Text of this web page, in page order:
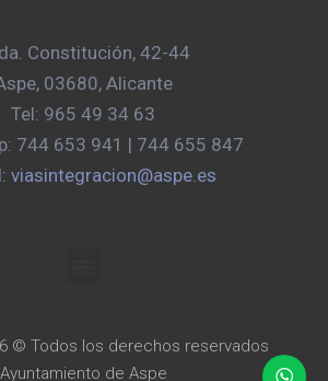
Constitución, 42-44
03680, Alicante
Tel: 965 49 34 63
744 653 941 | 744 655 847
viasintegracion@aspe.es
© Todos los derechos reservados
Ayuntamiento de Aspe